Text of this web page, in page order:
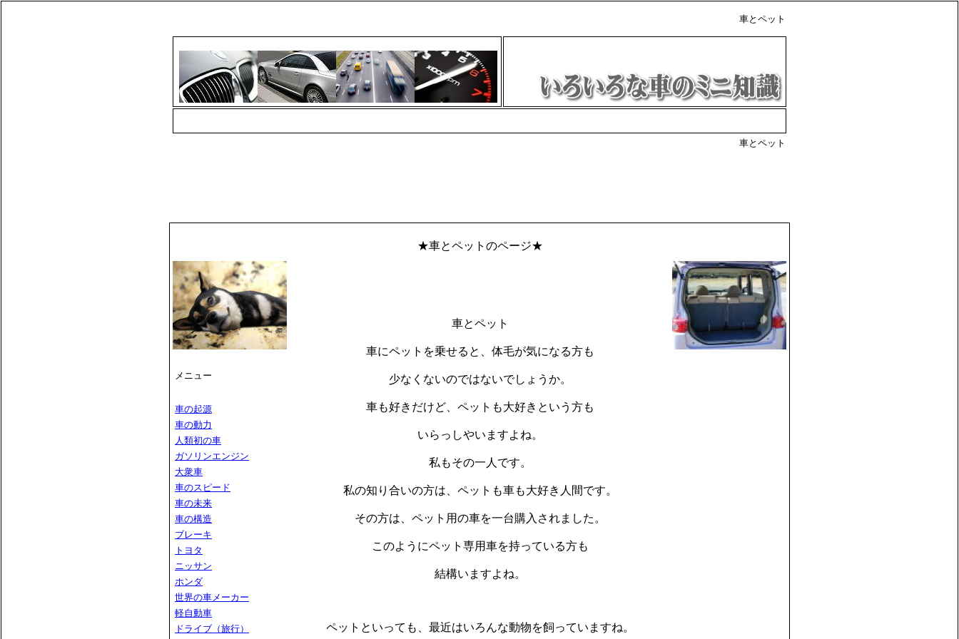
車とペット
車とペット
★車とペットのページ★
車とペット
車にペット を乗せると、体毛が気になる方も
少なくないのではないでしょうか。
車も好きだけど、 ペット も大好きという方も
いらっしやいますよね。
私もその一人です。
私の知り合いの方は、ペットも車も大好き人間です。
その方は、ペット用の車を一台購入されました。
このようにペット専用車を持っている方も
結構いますよね。
ペットといっても、最近はいろんな動物を飼っていますね。
メニュー
車の起源
車の動力
人類初の車
ガソリンエンジン
大衆車
車のスピード
車の未来
車の構造
ブレーキ
トヨタ
ニッサン
ホンダ
世界の車メーカー
軽自動車
ドライブ（旅行）